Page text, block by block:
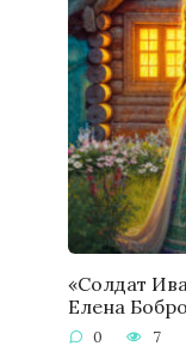
«Солдат
Елена
0 7